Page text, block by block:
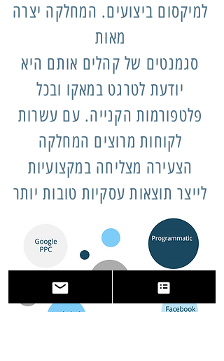
למיקסום ביצועים. המחלקה יצרה
מאות
סגמנטים של קהלים אותם היא
יודעת לטרגט במאקו ובכל
פלטפורמות הקנייה. עם עשרות
לקוחות מרוצים המחלקה
הצעירה מצליחה במקצועיות
לייצר תוצאות עסקיות טובות יותר